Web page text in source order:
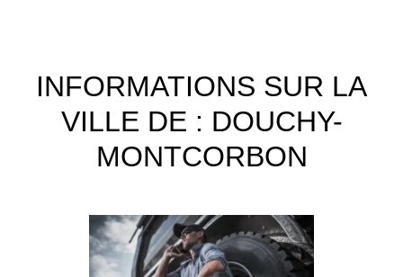
INFORMATIONS SUR LA
VILLE DE : DOUCHY-
MONTCORBON